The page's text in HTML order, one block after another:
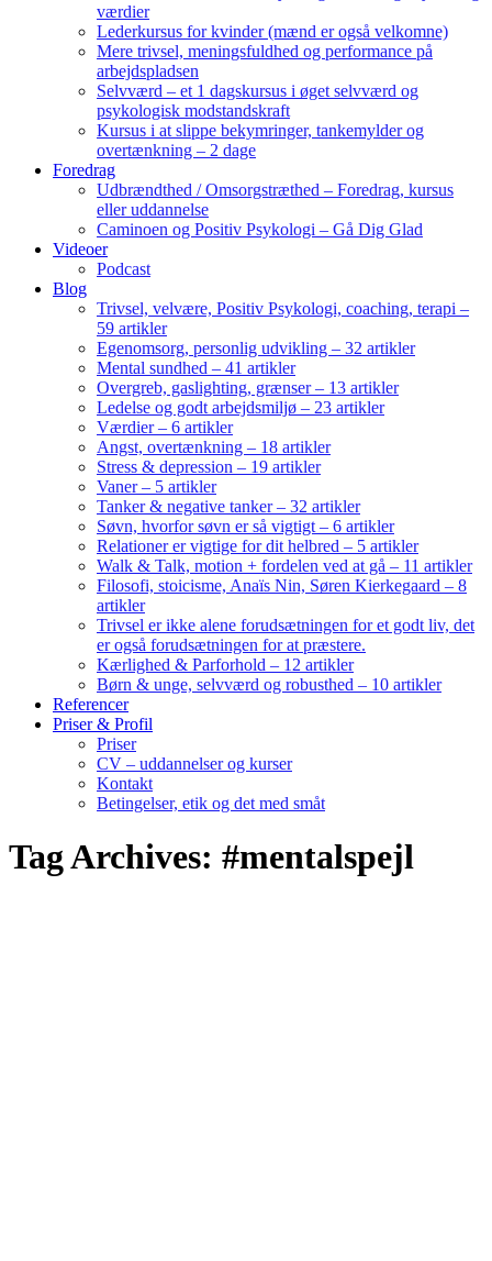
værdier
Lederkursus for kvinder (mænd er også velkomne)
Mere trivsel, meningsfuldhed og performance på
arbejdspladsen
Selvværd – et 1 dagskursus i øget selvværd og
psykologisk modstandskraft
Kursus i at slippe bekymringer, tankemylder og
overtænkning – 2 dage
Foredrag
Udbrændthed / Omsorgstræthed – Foredrag, kursus
eller uddannelse
Caminoen og Positiv Psykologi – Gå Dig Glad
Videoer
Podcast
Blog
Trivsel, velvære, Positiv Psykologi, coaching, terapi –
59 artikler
Egenomsorg, personlig udvikling – 32 artikler
Mental sundhed – 41 artikler
Overgreb, gaslighting, grænser – 13 artikler
Ledelse og godt arbejdsmiljø – 23 artikler
Værdier – 6 artikler
Angst, overtænkning – 18 artikler
Stress & depression – 19 artikler
Vaner – 5 artikler
Tanker & negative tanker – 32 artikler
Søvn, hvorfor søvn er så vigtigt – 6 artikler
Relationer er vigtige for dit helbred – 5 artikler
Walk & Talk, motion + fordelen ved at gå – 11 artikler
Filosofi, stoicisme, Anaïs Nin, Søren Kierkegaard – 8
artikler
Trivsel er ikke alene forudsætningen for et godt liv, det
er også forudsætningen for at præstere.
Kærlighed & Parforhold – 12 artikler
Børn & unge, selvværd og robusthed – 10 artikler
Referencer
Priser & Profil
Priser
CV – uddannelser og kurser
Kontakt
Betingelser, etik og det med småt
Tag Archives: #mentalspejl